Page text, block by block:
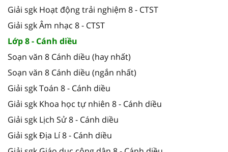
Giải sgk Hoạt động trải nghiệm 8 - CTST
Giải sgk Âm nhạc 8 - CTST
Lớp 8 - Cánh diều
Soạn văn 8 Cánh diều (hay nhất)
Soạn văn 8 Cánh diều (ngắn nhất)
Giải sgk Toán 8 - Cánh diều
Giải sgk Khoa học tự nhiên 8 - Cánh diều
Giải sgk Lịch Sử 8 - Cánh diều
Giải sgk Địa Lí 8 - Cánh diều